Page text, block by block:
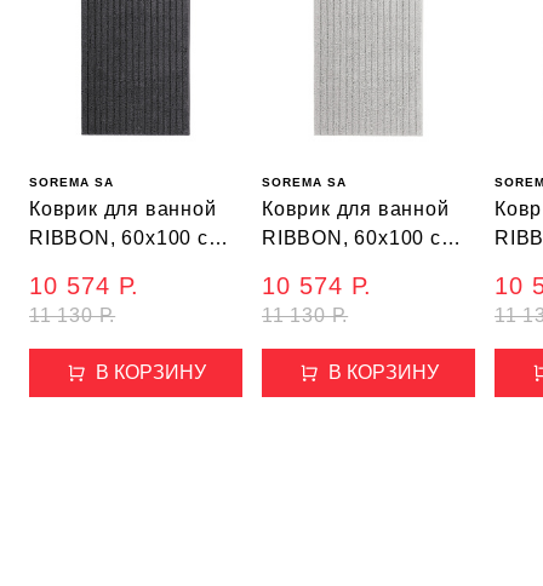
SOREMA SA
Коврик для ванной
RIBBON, 60х100 см,
11 130 Р.
10 574 Р.
В КОРЗИНУ
SOREMA SA
Коврик для ванной
RIBBON, 60х100 см,
11 130 Р.
10 574 Р.
В КОРЗИНУ
11
10